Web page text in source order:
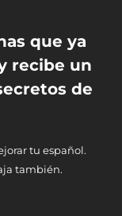
que ya
recibe un
de
tu español.
también.